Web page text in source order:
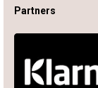
Partners